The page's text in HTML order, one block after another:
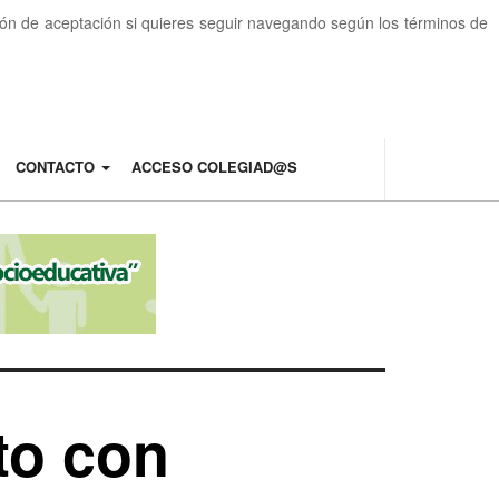
de aceptación si quieres seguir navegando según los términos de
CONTACTO ACCESO COLEGIAD@S
con